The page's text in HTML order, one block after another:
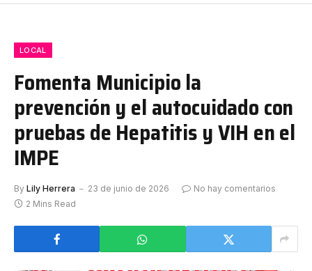
LOCAL
Fomenta Municipio la
prevención y el autocuidado con
pruebas de Hepatitis y VIH en el
IMPE
By Lily Herrera 23 de junio de 2026
No hay comentarios
2 Mins Read